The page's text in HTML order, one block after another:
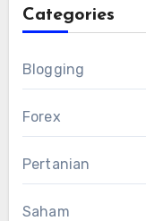
Categories
Blogging
Forex
Pertanian
Saham